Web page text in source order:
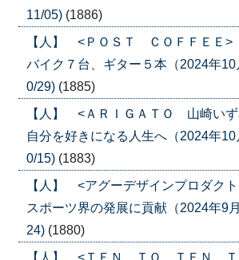
11/05) (1886)
【人】 <ＰＯＳＴ ＣＯＦＦＥＥ>
バイク７台、ギター５本（2024年
0/29) (1885)
【人】 <ＡＲＩＧＡＴＯ 山崎い
自分を好きになる人生へ（2024年
0/15) (1883)
【人】 <アグーデザインプロダク
スポーツ界の発展に貢献（2024年9
24) (1880)
【人】 <ＴＥＮ ＴＯ ＴＥＮ